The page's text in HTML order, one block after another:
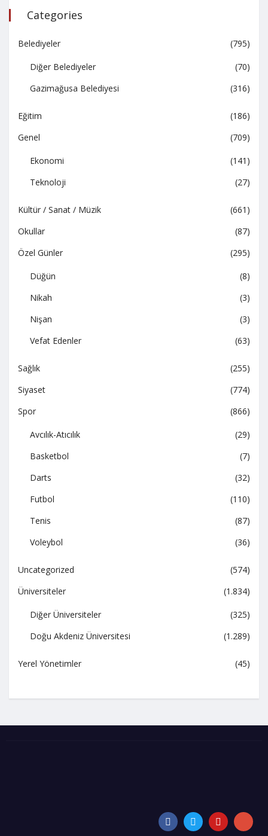
Categories
Belediyeler (795)
Diğer Belediyeler
(70)
Gazimağusa Belediyesi
(316)
Eğitim
(186)
Genel
(709)
Ekonomi
(141)
Teknoloji
(27)
Kültür / Sanat / Müzik
(661)
Okullar
(87)
Özel Günler
(295)
Düğün
(8)
Nikah
(3)
Nişan
(3)
Vefat Edenler
(63)
Sağlık
(255)
Siyaset
(774)
Spor
(866)
Avcılık-Atıcılık
(29)
Basketbol
(7)
Darts
(32)
Futbol
(110)
Tenis
(87)
Voleybol
(36)
Uncategorized
(574)
Üniversiteler
(1.834)
Diğer Üniversiteler
(325)
Doğu Akdeniz Üniversitesi
(1.289)
Yerel Yönetimler (45)